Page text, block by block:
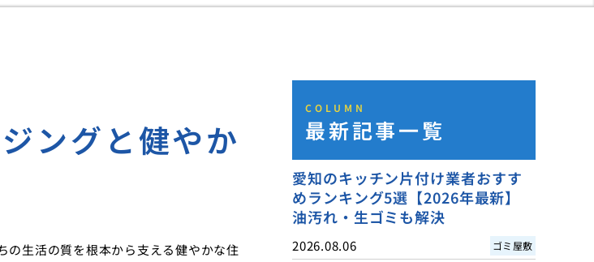
ングと健やか
の生活の質を根本から支える健やかな住
COLUMN
最新記事一覧
愛知のキッチン片付け業者おすす
めランキング5選【2026年最新】
油汚れ・生ゴミも解決
2026.08.06 ゴミ屋敷